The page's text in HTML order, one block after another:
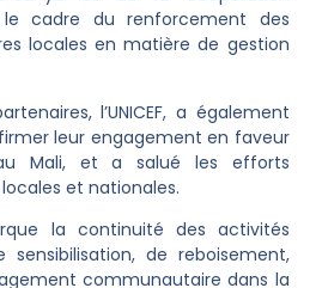
le cadre du renforcement des
locales en matière de gestion
l’UNICEF, a également
leur engagement en faveur
Mali, et a salué les efforts
et nationales.
la continuité des activités
sensibilisation, de reboisement,
communautaire dans la